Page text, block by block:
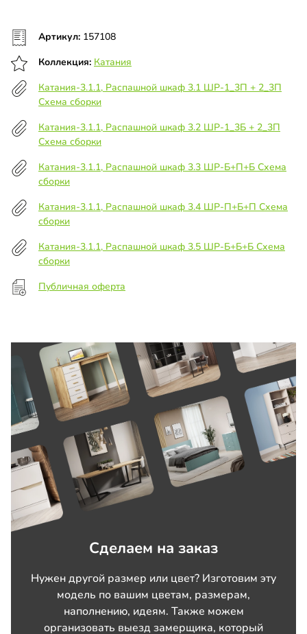
Артикул: 157108
Коллекция: Катания
Катания-3.1.1, Распашной шкаф 3.1 ШР-1_3П + 2_3П
Схема сборки
Катания-3.1.1, Распашной шкаф 3.2 ШР-1_3Б + 2_3П
Схема сборки
Катания-3.1.1, Распашной шкаф 3.3 ШР-Б+П+Б Схема
сборки
Катания-3.1.1, Распашной шкаф 3.4 ШР-П+Б+П Схема
сборки
Катания-3.1.1, Распашной шкаф 3.5 ШР-Б+Б+Б Схема
сборки
Публичная оферта
Сделаем на заказ
Нужен другой размер или цвет? Изготовим эту
модель по вашим цветам, размерам,
наполнению, идеям. Также можем
организовать выезд замерщика, который